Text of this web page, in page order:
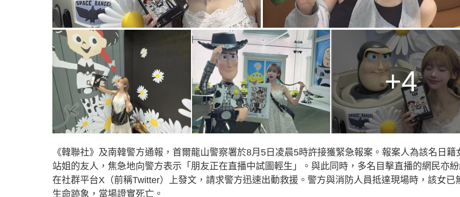
+4
《韓聯社》及南韓警方通報，首爾龍山警察署於8月5日凌晨5時許接獲緊急報案。報案人為該名日籍
站姐的友人，焦急地向警方表示「朋友正在直播中試圖輕生」。與此同時，多名目擊直播的網民亦
在社群平台X（前稱Twitter）上發文，請求警方迅速出動救援。警方與消防人員抵達現場時，該女已
生命跡象，當場證實死亡。